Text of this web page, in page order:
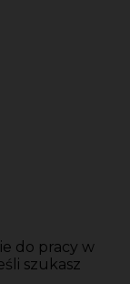
do pracy w
szukasz